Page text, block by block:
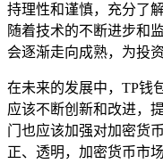
持理性和谨慎，充分了
随着技术的不断进步和
会逐渐走向成熟，为投
在未来的发展中，TP钱
应该不断创新和改进，
门也应该加强对加密货
正、透明，加密货币市